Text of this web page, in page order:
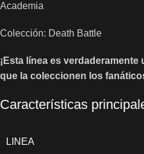
Academia
Colección: Death Battle
¡Esta línea es verdaderamente
que la coleccionen los
Características
LINEA